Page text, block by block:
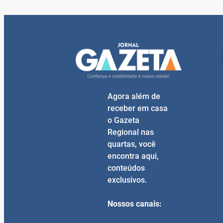
Agora além de
receber em casa
o Gazeta
Regional nas
quartas, você
encontra aqui,
conteúdos
exclusivos.
Nossos canais: